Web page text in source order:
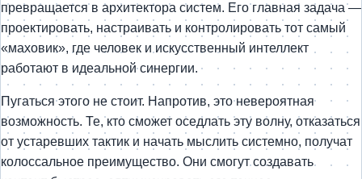
превращается в архитектора систем. Его главная задача —
проектировать, настраивать и контролировать тот самый
«маховик», где человек и искусственный интеллект
работают в идеальной синергии.
Пугаться этого не стоит. Напротив, это невероятная
возможность. Те, кто сможет оседлать эту волну, отказаться
от устаревших тактик и начать мыслить системно, получат
колоссальное преимущество. Они смогут создавать